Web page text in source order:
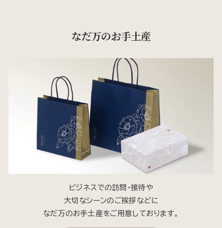
なだ万のお手土産
ビジネスでの訪問・接待や
大切なシーンのご挨拶などに
なだ万のお手土産をご用意しております。